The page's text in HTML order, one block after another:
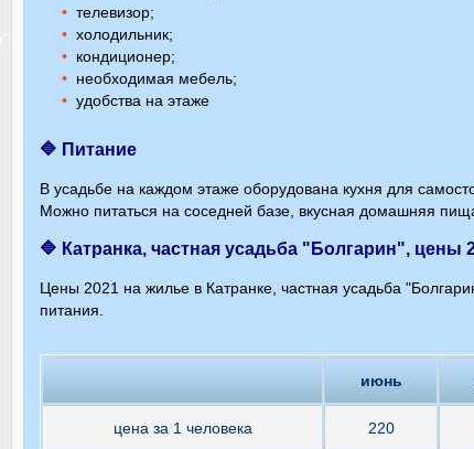
телевизор;
холодильник;
кондиционер;
необходимая мебель;
удобства на этаже
🔷 Питание
В усадьбе на каждом этаже оборудована кухня для
Можно питаться на соседней базе, вкусная домашняя
🔷 Катранка, частная усадьба "Болгарин", цены
Цены 2021 на жилье в Катранке, частная усадьба
питания.
июнь
цена за 1 человека 220